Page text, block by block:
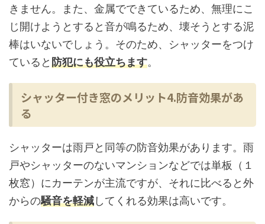
きません。また、金属でできているため、無理にこ
じ開けようとすると音が鳴るため、壊そうとする泥
棒はいないでしょう。そのため、シャッターをつけ
ていると防犯にも役立ちます。
シャッター付き窓のメリット4.防音効果があ
る
シャッターは雨戸と同等の防音効果があります。雨
戸やシャッターのないマンションなどでは単板（１
枚窓）にカーテンが主流ですが、それに比べると外
からの騒音を軽減してくれる効果は高いです。